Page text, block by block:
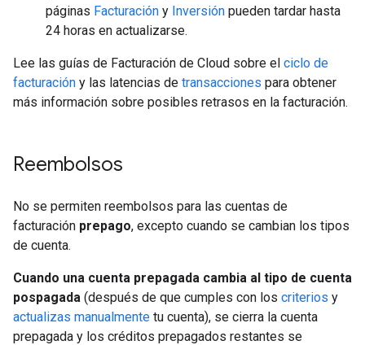
páginas Facturación y Inversión pueden tardar hasta
24 horas en actualizarse.
Lee las guías de Facturación de Cloud sobre el ciclo de
facturación y las latencias de transacciones para obtener
más información sobre posibles retrasos en la facturación.
Reembolsos
No se permiten reembolsos para las cuentas de
facturación prepago, excepto cuando se cambian los tipos
de cuenta.
Cuando una cuenta prepagada cambia al tipo de cuenta
pospagada (después de que cumples con los criterios y
actualizas manualmente tu cuenta), se cierra la cuenta
prepagada y los créditos prepagados restantes se